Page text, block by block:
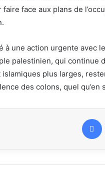
face aux plans de
à une action urgente avec
palestinien, qui continue
islamiques plus larges,
des colons, quel qu’en